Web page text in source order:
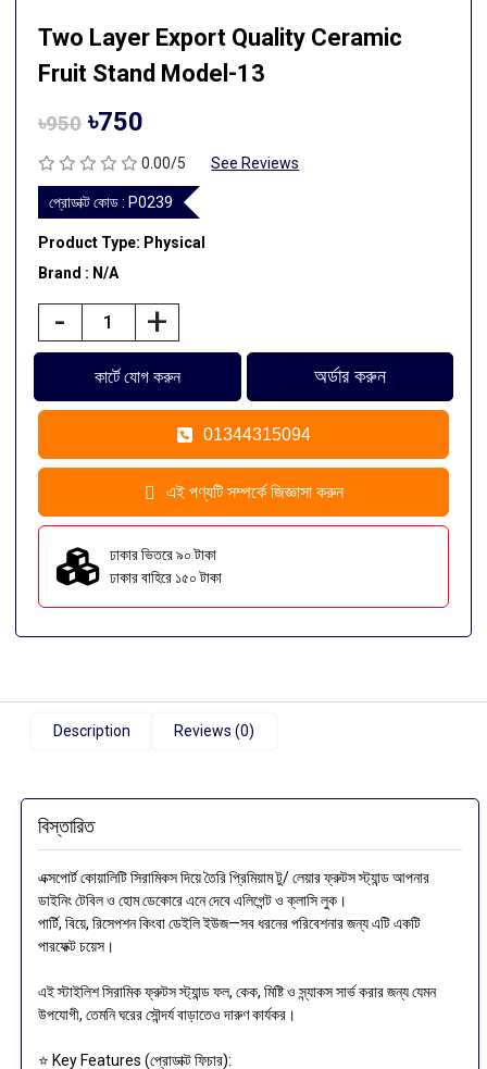
Two Layer Export Quality Ceramic
Fruit Stand Model-13
৳950 ৳750
0.00/5 See Reviews
প্রোডাক্ট কোড : P0239
Product Type: Physical
Brand : N/A
- +
01344315094
এই পণ্যটি সম্পর্কে জিজ্ঞাসা করুন
ঢাকার ভিতরে ৯০ টাকা
ঢাকার বাহিরে ১৫০ টাকা
Description Reviews (0)
বিস্তারিত
এক্সপোর্ট কোয়ালিটি সিরামিকস দিয়ে তৈরি প্রিমিয়াম টু/ লেয়ার ফ্রুটস স্ট্যান্ড আপনার
ডাইনিং টেবিল ও হোম ডেকোরে এনে দেবে এলিগেন্ট ও ক্লাসি লুক।
পার্টি, বিয়ে, রিসেপশন কিংবা ডেইলি ইউজ—সব ধরনের পরিবেশনার জন্য এটি একটি
পারফেক্ট চয়েস।
এই স্টাইলিশ সিরামিক ফ্রুটস স্ট্যান্ড ফল, কেক, মিষ্টি ও স্ন্যাকস সার্ভ করার জন্য যেমন
উপযোগী, তেমনি ঘরের সৌন্দর্য বাড়াতেও দারুণ কার্যকর।
⭐ Key Features (প্রোডাক্ট ফিচার):